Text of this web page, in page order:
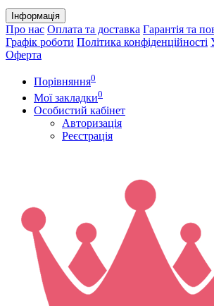
Інформація
Про нас Оплата та доставка Гарантія та
Графік роботи Політика конфіденційності
Оферта
Порівняння0
Мої закладки0
Особистий кабінет
Авторизація
Реєстрація